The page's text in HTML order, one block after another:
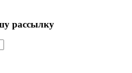
рассылку